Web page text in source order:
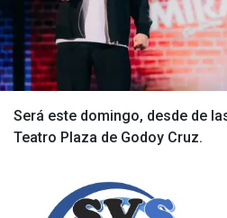
Será este domingo, desde de
Teatro Plaza de Godoy Cruz.